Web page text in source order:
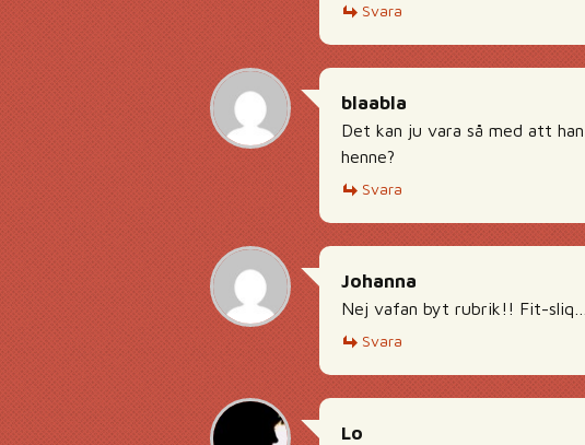
Svara
blaabla
Det kan ju vara så med att
henne?
Svara
Johanna
Nej vafan byt rubrik!! Fit-
Svara
Lo